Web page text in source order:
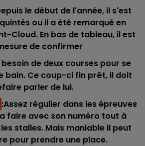
le dèbut de l'année, il s'est
ou il a été remarqué en
Cloud. En bas de tableau, il est
de confirmer
de deux courses pour se
bain. Ce coup-ci fin prêt, il doit
parler de lui.
:Assez régulier dans les épreuves
faire avec son numéro tout à
stalles. Mais maniable il peut
pour prendre une place.